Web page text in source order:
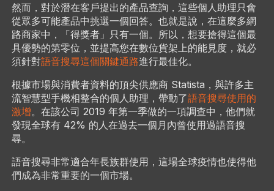
然而，對於潛在客戶提出的產品查詢，這些個人助理只會
從眾多可能產品中挑選一個回答。也就是說，在這麼多網
路商家中，「得獎者」只有一個。所以，想要搶得這個最
具優勢的第零位，並提高您在數位貨架上的能見度，就必
須針對語音搜尋這個關鍵通路進行最佳化。
根據市場與消費者資料的頂尖供應商 Statista，與許多主
流智慧型手機相整合的個人助理，帶動了語音搜尋使用的
激增。在該公司 2019 年第一季做的一項調查中，他們就
發現全球有 42% 的人在過去一個月內曾使用過語音搜
尋。
語音搜尋非常適合年長族群使用，這場全球疫情也使得他
們成為非常重要的一個市場。